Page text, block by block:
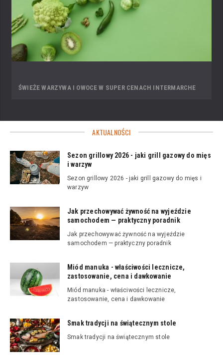
ŚWIEŻE WARZYWA I OWOCE W SUPER CENACH INTERMARCHE
AKTUALNOŚCI
Sezon grillowy 2026 - jaki grill gazowy do mięs
i warzyw
Sezon grillowy 2026 - jaki grill gazowy do mięs i
warzyw
Jak przechowywać żywność na wyjeździe
samochodem — praktyczny poradnik
Jak przechowywać żywność na wyjeździe
samochodem — praktyczny poradnik
Miód manuka - właściwości lecznicze,
zastosowanie, cena i dawkowanie
Miód manuka - właściwości lecznicze,
zastosowanie, cena i dawkowanie
Smak tradycji na świątecznym stole
Smak tradycji na świątecznym stole